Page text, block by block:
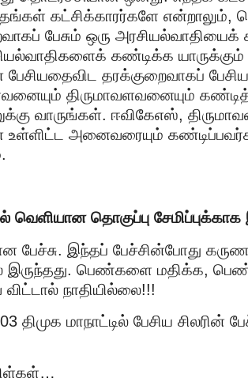
கட்சிக்காரர்களே
பேசும் ஒரு
கண்டிக்க
பேசியதைவிட தரக்குறைவாகப்
திருமாவளவனையும்
வாருங்கள். ஈவிகேஎஸ்,
உள்ளிட்ட அனைவரையும்
வெளியான தொகுப்பு
பேச்சு. இந்தப் பேச்சின்போது
இருந்தது. பெண்களை மதிக்க,
நாதியில்லை!!!
திமுக மாநாட்டில் பேசிய சிலரின்